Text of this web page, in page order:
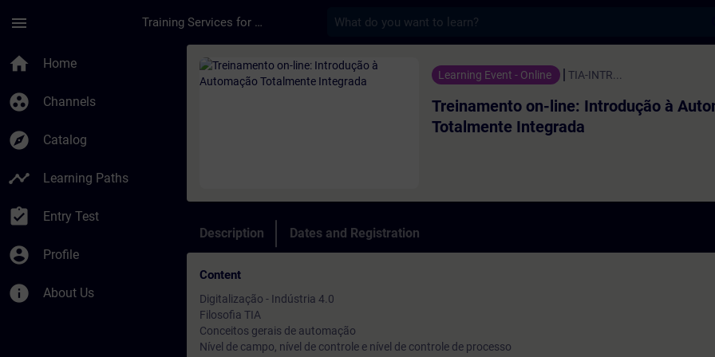
menu Training Services for Digital Industries
home Home
group_work Channels
explore Catalog
timeline Learning Paths
assignment_turned_in Entry Test
account_circle Profile
info About Us
Course - Treinamento on-line: Introdução à Automação
Learning Event - Online TIA-INTR...
Treinamento on-line: Introdução à
Totalmente Integrada
Description Dates and Registration
Content
Digitalização - Indústria 4.0
Filosofia TIA
Conceitos gerais de automação
Nível de campo, nível de controle e nível de controle de processo